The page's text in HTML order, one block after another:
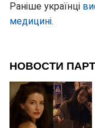
Раніше українці
медицині.